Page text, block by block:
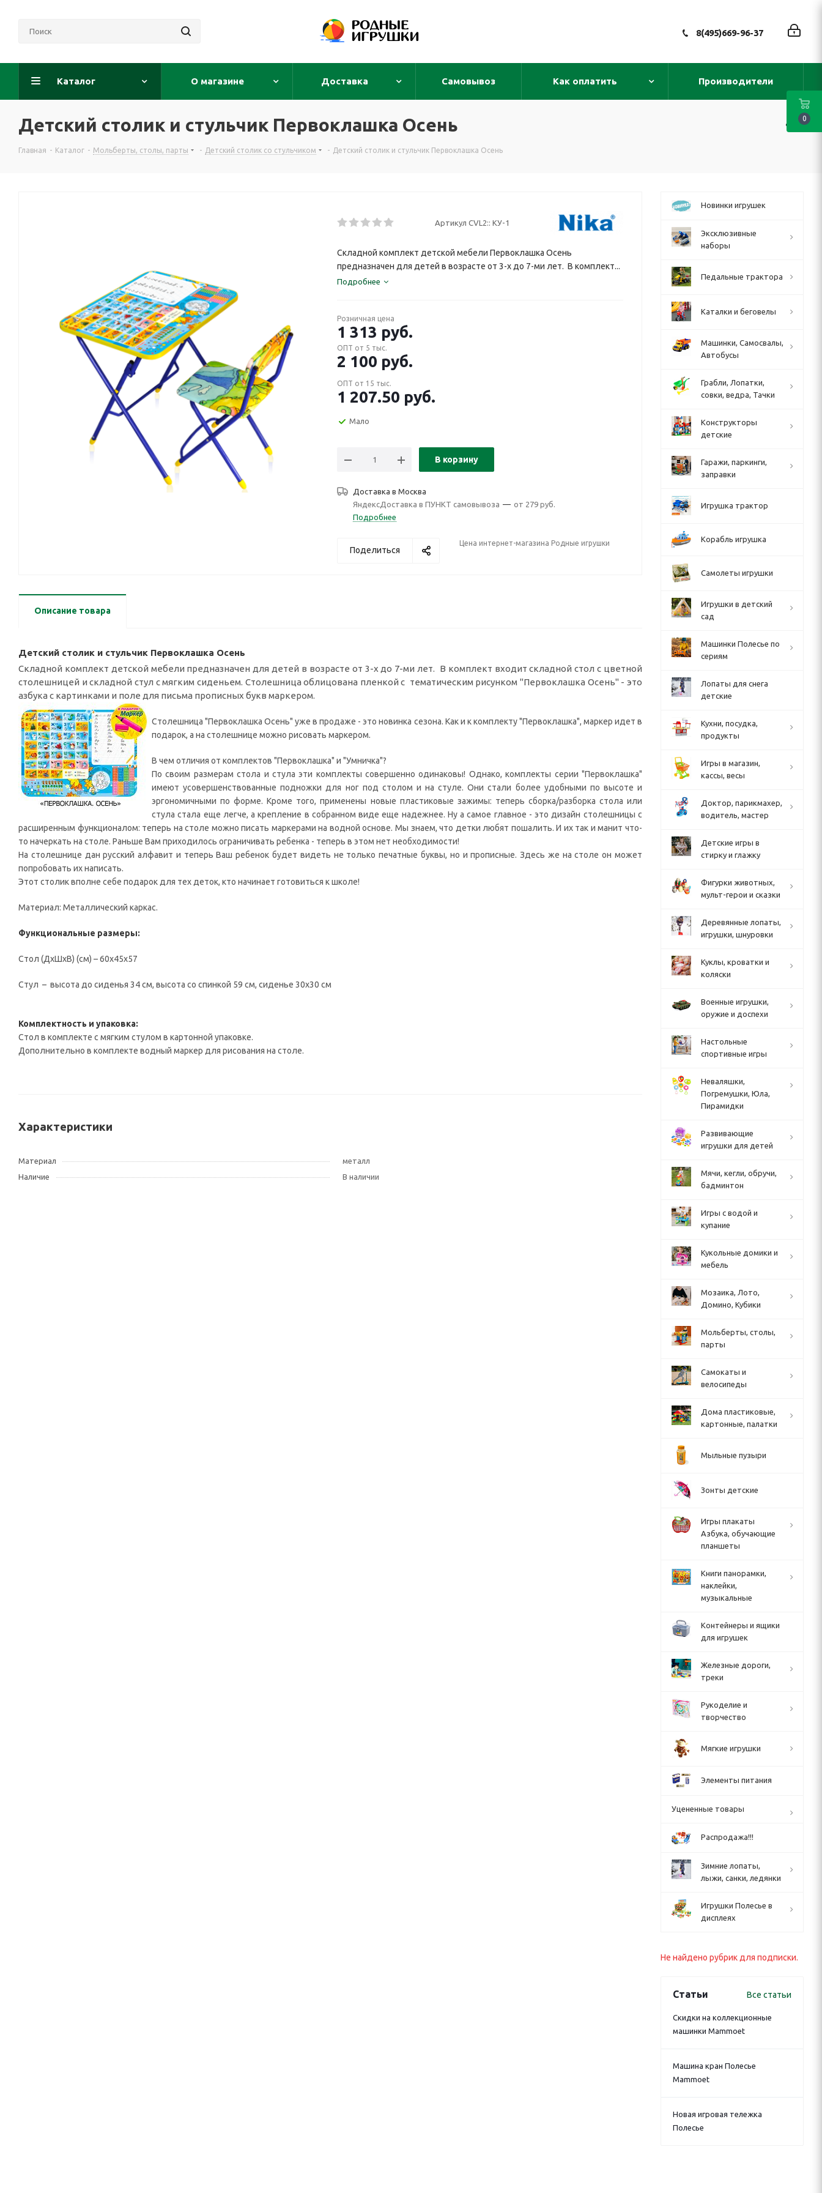
8(495)669-96-37
Каталог О магазине Доставка Самовывоз Как оплатить Производители
Детский столик и стульчик Первоклашка Осень
Главная - Каталог - Мольберты, столы, парты - Детский столик со стульчиком - Детский столик и стульчик Первоклашка Осень
Артикул CVL2:: КУ-1
Складной комплект детской мебели Первоклашка Осень
предназначен для детей в возрасте от 3-х до 7-ми лет. В комплект...
Подробнее
Розничная цена
1 313 руб.
ОПТ от 5 тыс.
2 100 руб.
ОПТ от 15 тыс.
1 207.50 руб.
Мало
В корзину
Доставка в Москва
ЯндексДоставка в ПУНКТ самовывоза — от 279 руб.
Подробнее
Поделиться
Цена интернет-магазина Родные игрушки
Описание товара
Детский столик и стульчик Первоклашка Осень
Складной комплект детской мебели предназначен для детей в возрасте от 3-х до 7-ми лет. В комплект входит складной стол с цветной
столешницей и складной стул с мягким сиденьем. Столешница облицована пленкой с тематическим рисунком "Первоклашка Осень" - это
азбука с картинками и поле для письма прописных букв маркером.
Столешница "Первоклашка Осень" уже в продаже - это новинка сезона. Как и к комплекту "Первоклашка", маркер идет в
подарок, а на столешнице можно рисовать маркером.
В чем отличия от комплектов "Первоклашка" и "Умничка"?
По своим размерам стола и стула эти комплекты совершенно одинаковы! Однако, комплекты серии "Первоклашка"
имеют усовершенствованные подножки для ног под столом и на стуле. Они стали более удобными по высоте и
эргономичными по форме. Кроме того, применены новые пластиковые зажимы: теперь сборка/разборка стола или
стула стала еще легче, а крепление в собранном виде еще надежнее. Ну а самое главное - это дизайн столешницы с
расширенным функционалом: теперь на столе можно писать маркерами на водной основе. Мы знаем, что детки любят пошалить. И их так и манит что-
то начеркать на столе. Раньше Вам приходилось ограничивать ребенка - теперь в этом нет необходимости!
На столешнице дан русский алфавит и теперь Ваш ребенок будет видеть не только печатные буквы, но и прописные. Здесь же на столе он может
попробовать их написать.
Этот столик вполне себе подарок для тех деток, кто начинает готовиться к школе!
Материал: Металлический каркас.
Функциональные размеры:
Стол (ДхШхВ) (см) – 60х45х57
Стул – высота до сиденья 34 см, высота со спинкой 59 см, сиденье 30х30 см
Комплектность и упаковка:
Стол в комплекте с мягким стулом в картонной упаковке.
Дополнительно в комплекте водный маркер для рисования на столе.
Характеристики
Материал
металл
Наличие
В наличии
Новинки игрушек
Эксклюзивные
наборы
Педальные трактора
Каталки и беговелы
Машинки, Самосвалы,
Автобусы
Грабли, Лопатки,
совки, ведра, Тачки
Конструкторы
детские
Гаражи, паркинги,
заправки
Игрушка трактор
Корабль игрушка
Самолеты игрушки
Игрушки в детский
сад
Машинки Полесье по
сериям
Лопаты для снега
детские
Кухни, посудка,
продукты
Игры в магазин,
кассы, весы
Доктор, парикмахер,
водитель, мастер
Детские игры в
стирку и глажку
Фигурки животных,
мульт-герои и сказки
Деревянные лопаты,
игрушки, шнуровки
Куклы, кроватки и
коляски
Военные игрушки,
оружие и доспехи
Настольные
спортивные игры
Неваляшки,
Погремушки, Юла,
Пирамидки
Развивающие
игрушки для детей
Мячи, кегли, обручи,
бадминтон
Игры с водой и
купание
Кукольные домики и
мебель
Мозаика, Лото,
Домино, Кубики
Мольберты, столы,
парты
Cамокаты и
велосипеды
Дома пластиковые,
картонные, палатки
Мыльные пузыри
Зонты детские
Игры плакаты
Азбука, обучающие
планшеты
Книги панорамки,
наклейки,
музыкальные
Контейнеры и ящики
для игрушек
Железные дороги,
треки
Рукоделие и
творчество
Мягкие игрушки
Элементы питания
Уцененные товары
Распродажа!!!
Зимние лопаты,
лыжи, санки, ледянки
Игрушки Полесье в
дисплеях
Не найдено рубрик для подписки.
Статьи Все статьи
Скидки на коллекционные
машинки Mammoet
Машина кран Полесье
Mammoet
Новая игровая тележка
Полесье
0